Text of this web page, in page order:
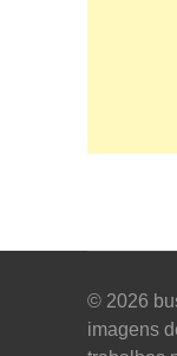
© 2026
imagens